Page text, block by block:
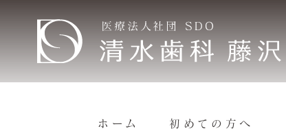
ホーム 初めての方へ